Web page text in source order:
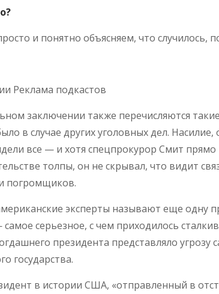
и понятно объясняем, что случилось,
Реклама подкастов
заключении также перечисляются
в случае других уголовных дел.
все — и хотя спецпрокурор Смит
толпы, он не скрывал, что видит
погромщиков.
эксперты называют еще одну
серьезное, с чем приходилось
президента представляло
государства.
в истории США, «отправленный в